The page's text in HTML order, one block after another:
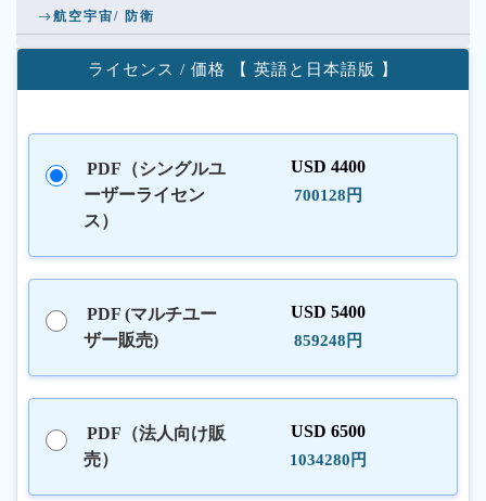
航空宇宙/ 防衛
ライセンス / 価格 【 英語と日本語版 】
PDF（シングルユ
ーザーライセン
ス）
USD 4400
700128円
PDF (マルチユー
ザー販売)
USD 5400
859248円
PDF（法人向け販
売）
USD 6500
1034280円